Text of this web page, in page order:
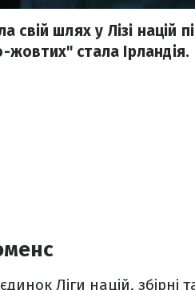
свій шлях у Лізі націй
стала Ірландія.
Ліги націй, збірні